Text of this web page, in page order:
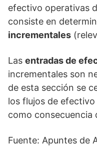
efectivo operativas
consiste en
incrementales
Las entradas de
incrementales son
de esta sección se
los flujos de
como
Fuente: Apuntes de